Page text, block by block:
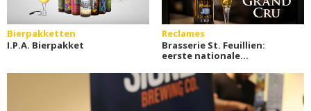
Bierpakketten
I.P.A. Bierpakket
Reclames
Brasserie St. Feuillien:
eerste nationale